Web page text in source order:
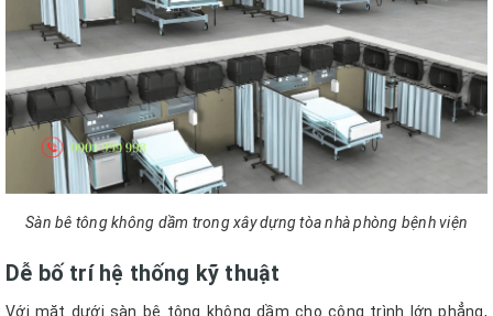
Sàn bê tông không dầm trong xây dựng tòa nhà phòng bệnh viện
Dễ bố trí hệ thống kỹ thuật
Với mặt dưới sàn bê tông không dầm cho công trình lớn phẳng,